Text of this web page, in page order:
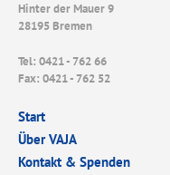
Hinter der Mauer 9
28195 Bremen
Tel: 0421 - 762 66
Fax: 0421 - 762 52
Start
Über VAJA
Kontakt & Spenden